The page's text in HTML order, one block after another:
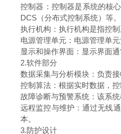
控制器：控制器是系统的核
DCS（分布式控制系统）等。
执行机构：执行机构是指控
电源管理单元：电源管理单
显示和操作界面：显示界面
2.软件部分
数据采集与分析模块：负责
控制算法：根据实时数据，
故障诊断与预警系统：该系
远程监控与维护：通过无线
本。
3.防护设计